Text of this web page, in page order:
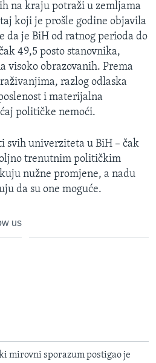
na kraju potraži u zemljama
koji je prošle godine objavila
da je BiH od ratnog perioda do
49,5 posto stanovnika,
visoko obrazovanih. Prema
razlog odlaska
i materijalna
političke nemoći.
svih univerziteta u BiH – čak
trenutnim političkim
nužne promjene, a nadu
da su one moguće.
us
mirovni sporazum postigao je